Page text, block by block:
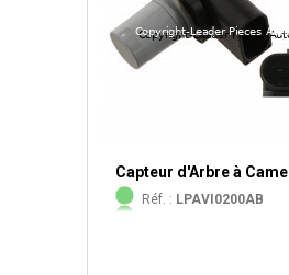
Capteur d'Arbre à Came
Réf. : LPAVI0200AB